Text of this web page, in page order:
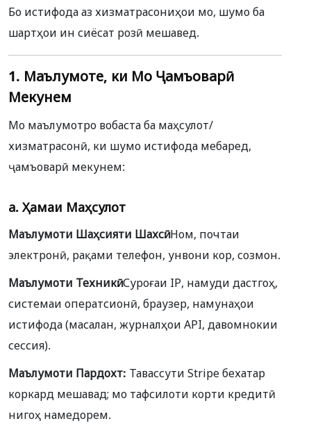
Бо истифода аз хизматрасониҳои мо, шумо ба
шартҳои ин сиёсат розӣ мешавед.
1. Маълумоте, ки Мо Ҷамъоварӣ
Мекунем
Мо маълумотро вобаста ба маҳсулот/
хизматрасонӣ, ки шумо истифода мебаред,
ҷамъоварӣ мекунем:
a.Ҳамаи Маҳсулот
Маълумоти Шаҳсияти Шахсӣ:Ном, почтаи
электронӣ, рақами телефон, унвони кор, созмон.
Маълумоти Техникӣ:Суроғаи IP, намуди дастгоҳ,
системаи оператсионӣ, браузер, намунаҳои
истифода (масалан, журналҳои API, давомнокии
сессия).
Маълумоти Пардохт:Тавассути Stripe бехатар
коркард мешавад; мо тафсилоти корти кредитӣ
нигоҳ намедорем.